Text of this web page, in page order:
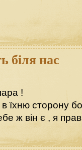
біля нас
!
в їхню сторону
ж він є , я